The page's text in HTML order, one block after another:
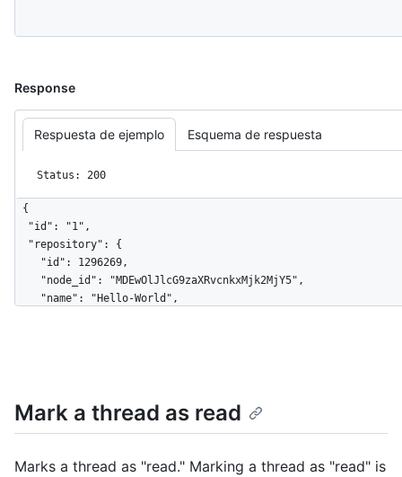
Response
Respuesta de ejemplo Esquema de respuesta
Status: 200
{
      "avatar_url":
"https://github.com/images/error/octocat_happy.gif",
      "url": "https://HOSTNAME/users/octocat",
Mark a thread as read
Marks a thread as "read." Marking a thread as "read" is